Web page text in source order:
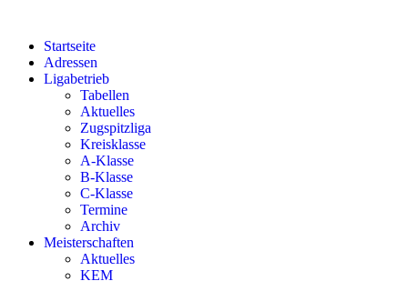
Startseite
Adressen
Ligabetrieb
Tabellen
Aktuelles
Zugspitzliga
Kreisklasse
A-Klasse
B-Klasse
C-Klasse
Termine
Archiv
Meisterschaften
Aktuelles
KEM